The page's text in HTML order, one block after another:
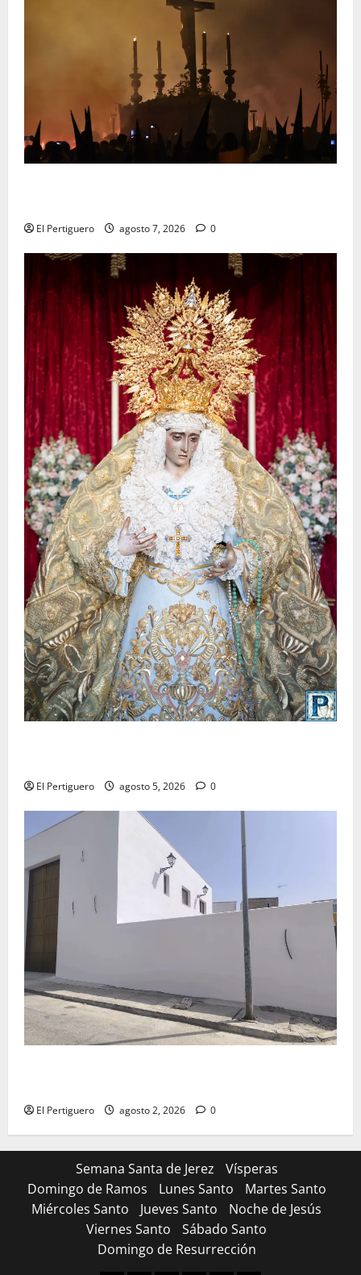
El Pertiguero agosto 7, 2026 0
El Pertiguero agosto 5, 2026 0
El Pertiguero agosto 2, 2026 0
Semana Santa de Jerez
Vísperas
Domingo de Ramos
Lunes Santo
Martes Santo
Miércoles Santo
Jueves Santo
Noche de Jesús
Viernes Santo
Sábado Santo
Domingo de Resurrección